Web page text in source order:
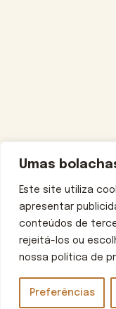
Umas
Este site utiliza
apresentar
conteúdos de
rejeitá-los ou
nossa política de
Preferências